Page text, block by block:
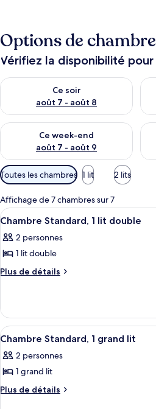
Options de chambre
Vérifiez la disponibilité
Ce soir
août 7 - août 8
Vérifier la disponibilité pour ce soir
Ce week-end
août 7 - août 9
Vérifier la disponibilité pour ce
Filtres
disponibles
pour
les
chambres
Toutes les chambres 1 lit 2 lits
Affichage de 7 chambres sur 7
Afficher
toutes
les
photos
pour
de
chambre :
Chambre
Standard,
1
double
4
Chambre Standard, 1 lit double
2 personnes
1 lit double
Plus de détails
Plus
le
type
de
Chambre
Standard,
lit
Afficher
toutes
les
photos
pour
4
Chambre Standard, 1 grand lit
2 personnes
1 grand lit
Plus de détails
Plus